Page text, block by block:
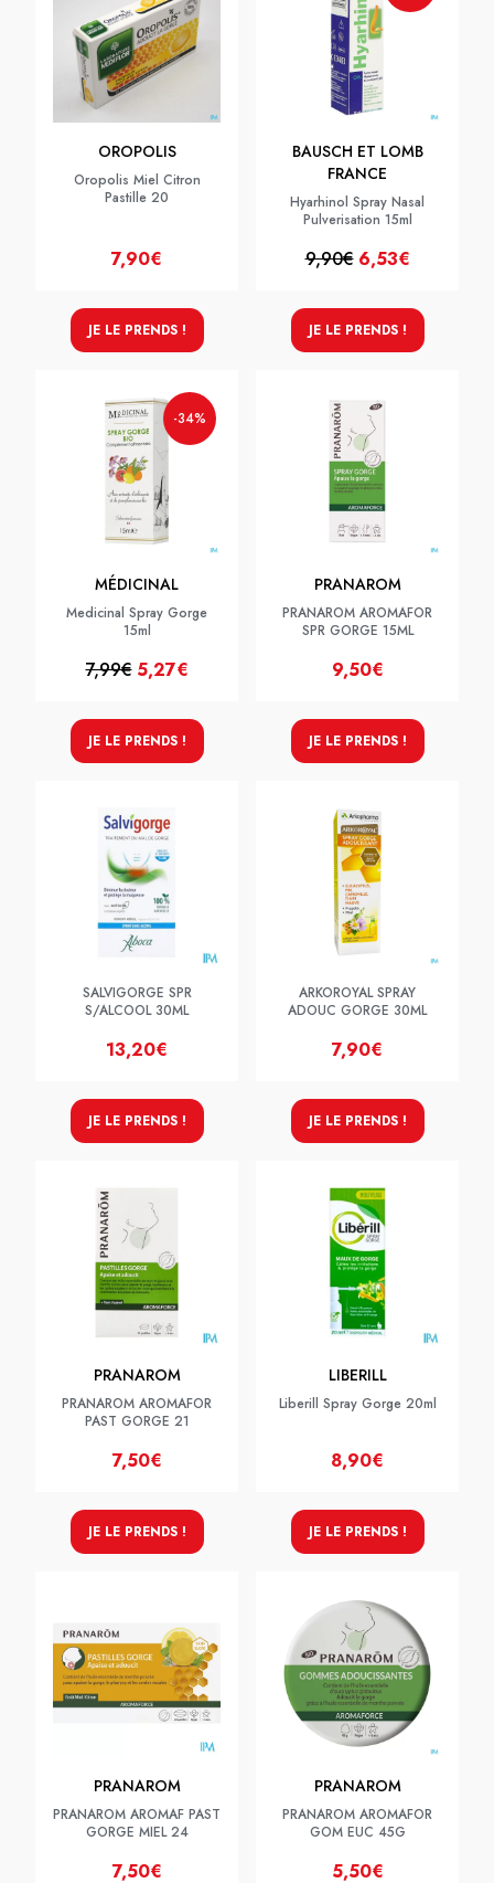
OROPOLIS
Oropolis Miel Citron
Pastille 20
7,90€
JE LE PRENDS !
BAUSCH ET LOMB
FRANCE
Hyarhinol Spray Nasal
Pulverisation 15ml
9,90€ 6,53€
JE LE PRENDS !
-34%
MÉDICINAL
Medicinal Spray Gorge
15ml
7,99€ 5,27€
JE LE PRENDS !
PRANAROM
PRANAROM AROMAFOR
SPR GORGE 15ML
9,50€
JE LE PRENDS !
SALVIGORGE SPR
S/ALCOOL 30ML
13,20€
JE LE PRENDS !
ARKOROYAL SPRAY
ADOUC GORGE 30ML
7,90€
JE LE PRENDS !
PRANAROM
PRANAROM AROMAFOR
PAST GORGE 21
7,50€
JE LE PRENDS !
LIBERILL
Liberill Spray Gorge 20ml
8,90€
JE LE PRENDS !
PRANAROM
PRANAROM AROMAF PAST
GORGE MIEL 24
7,50€
PRANAROM
PRANAROM AROMAFOR
GOM EUC 45G
5,50€